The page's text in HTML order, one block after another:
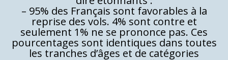
– 95% des Français sont favorables à la
reprise des vols. 4% sont contre et
seulement 1% ne se prononce pas. Ces
pourcentages sont identiques dans toutes
les tranches d’âges et de catégories